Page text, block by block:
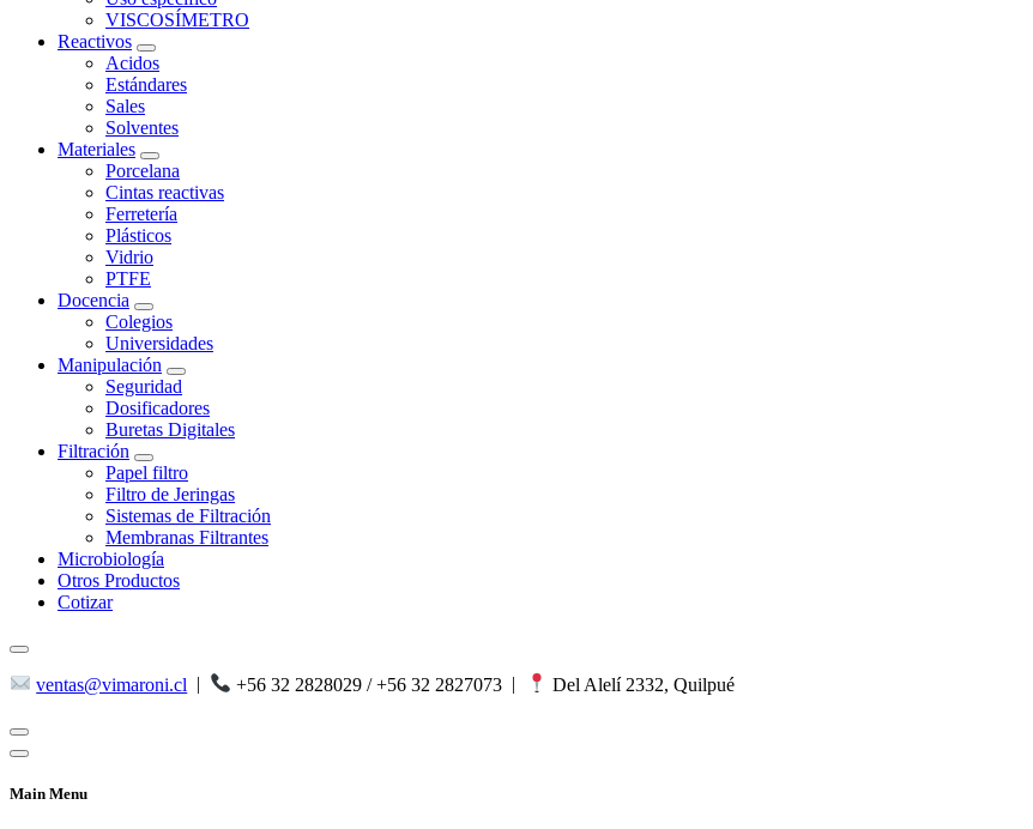
VISCOSÍMETRO
Reactivos
Acidos
Estándares
Sales
Solventes
Materiales
Porcelana
Cintas reactivas
Ferretería
Plásticos
Vidrio
PTFE
Docencia
Colegios
Universidades
Manipulación
Seguridad
Dosificadores
Buretas Digitales
Filtración
Papel filtro
Filtro de Jeringas
Sistemas de Filtración
Membranas Filtrantes
Microbiología
Otros Productos
Cotizar
ventas@vimaroni.cl +56 32 2828029 / +56 32 2827073 Del Alelí 2332, Quilpué
Main Menu